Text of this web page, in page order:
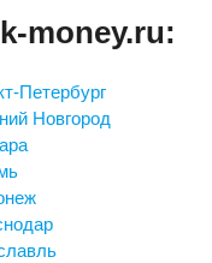
money.ru:
Петербург
Новгород